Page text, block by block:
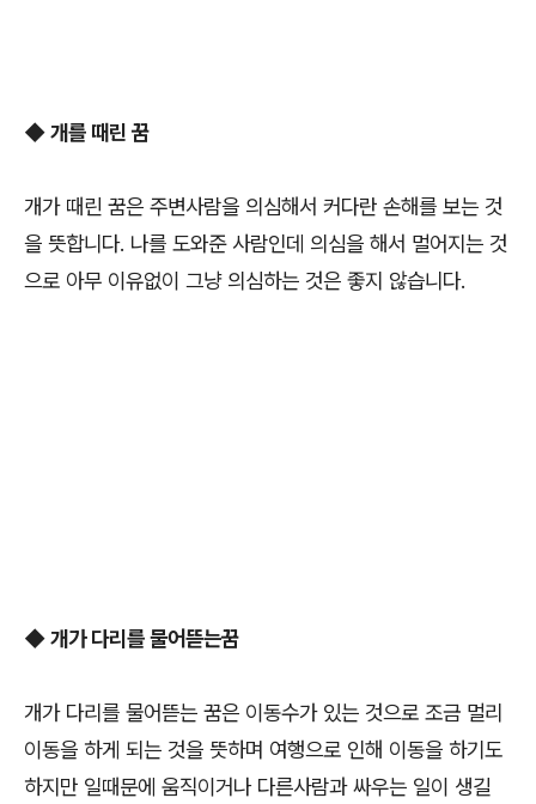
◆개를 때린 꿈
개가 때린 꿈은 주변사람을 의심해서 커다란 손해를 보는 것
을 뜻합니다. 나를 도와준 사람인데 의심을 해서 멀어지는 것
으로 아무 이유없이 그냥 의심하는 것은 좋지 않습니다.
◆개가 다리를 물어뜯는꿈
개가 다리를 물어뜯는 꿈은 이동수가 있는 것으로 조금 멀리
이동을 하게 되는 것을 뜻하며 여행으로 인해 이동을 하기도
하지만 일때문에 움직이거나 다른사람과 싸우는 일이 생길